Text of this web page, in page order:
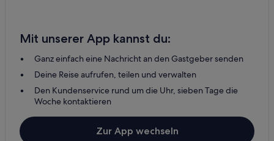
Mit unserer App kannst du:
Ganz einfach eine Nachricht an den Gastgeber senden
Deine Reise aufrufen, teilen und verwalten
Den Kundenservice rund um die Uhr, sieben Tage die
Woche kontaktieren
Zur App wechseln